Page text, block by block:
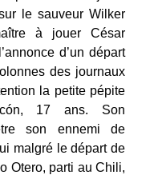
le sauveur Wilker
à jouer César
d’un départ
des journaux
la petite pépite
17 ans. Son
son ennemi de
malgré le départ de
Otero, parti au Chili,